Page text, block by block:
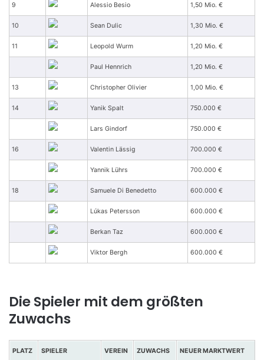
9 Alessio Besio 1,50 Mio. €
10 Sean Dulic 1,30 Mio. €
11 Leopold Wurm 1,20 Mio. €
Paul Hennrich 1,20 Mio. €
13 Christopher Olivier 1,00 Mio. €
14 Yanik Spalt 750.000 €
Lars Gindorf 750.000 €
16 Valentin Lässig 700.000 €
Yannik Lührs 700.000 €
18 Samuele Di Benedetto 600.000 €
Lúkas Petersson 600.000 €
Berkan Taz 600.000 €
Viktor Bergh 600.000 €
Die Spieler mit dem größten
Zuwachs
PLATZ SPIELER VEREIN ZUWACHS NEUER MARKTWERT